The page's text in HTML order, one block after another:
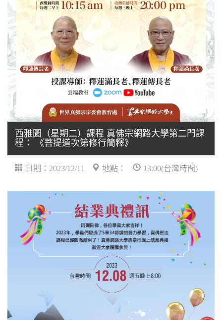
西雅圖（星期二）課程 真佛宗網路大學第二門課
程： 《菩提道次第修行簡釋》
日期：2023/12/11 地點： 13:00(台灣時間)